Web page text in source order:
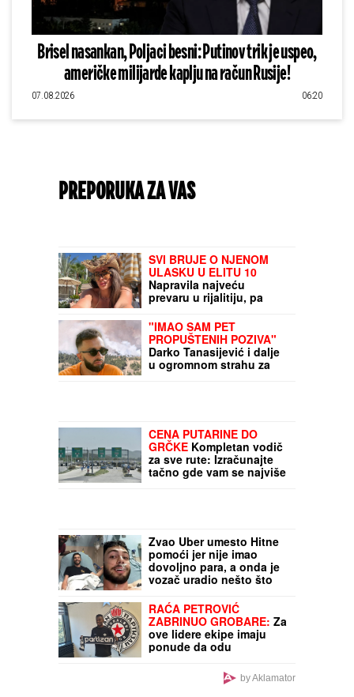
Brisel nasankan, Poljaci besni: Putinov trik je uspeo,
američke milijarde kaplju na račun Rusije!
07.08.2026 06:20
PREPORUKA ZA VAS
SVI BRUJE O NJENOM
ULASKU U ELITU 10
Napravila najveću
prevaru u rijalitiju, pa
u ogromnom strahu za
svoju porodicu, požar se
približio njihovoj kući:
"Prva reč koju sam čuo -